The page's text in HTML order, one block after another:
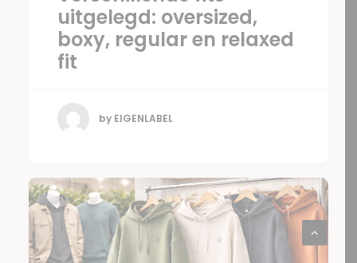
uitgelegd: oversized,
boxy, regular en relaxed
fit
by EIGENLABEL